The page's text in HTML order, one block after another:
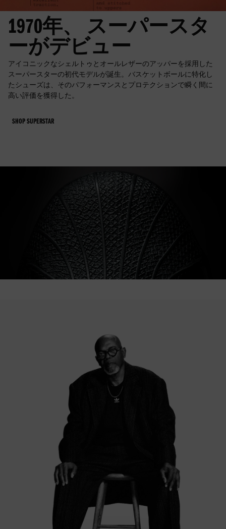
1970年、 スーパースタ
ーがデビュー
アイコニックなシェルトゥとオールレザーのアッパーを採用した
スーパースターの初代モデルが誕生。バスケットボールに特化し
たシューズは、そのパフォーマンスとプロテクションで瞬く間に
高い評価を獲得した。
SHOP SUPERSTAR